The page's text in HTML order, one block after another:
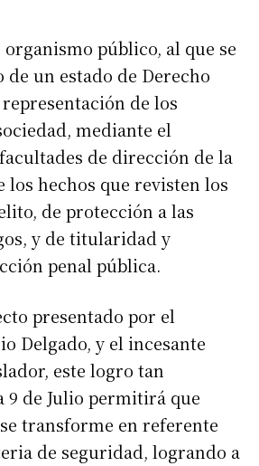
organismo público, al que se
un estado de Derecho
de los
mediante el
de dirección de la
los hechos que revisten los
de protección a las
y de titularidad y
penal pública.
presentado por el
Delgado, y el incesante
este logro tan
9 de Julio permitirá que
transforme en referente
de seguridad, logrando a